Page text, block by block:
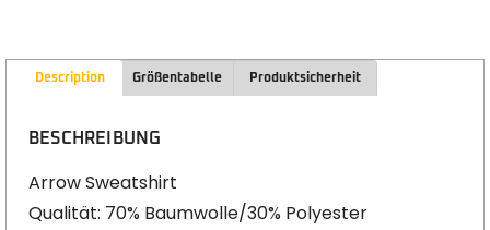
Description Größentabelle Produktsicherheit
BESCHREIBUNG
Arrow Sweatshirt
Qualität: 70% Baumwolle/30% Polyester